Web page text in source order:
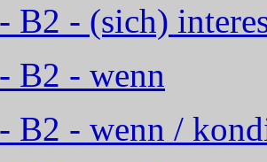
B2 - (sich)
B2 - wenn
B2 - wenn /